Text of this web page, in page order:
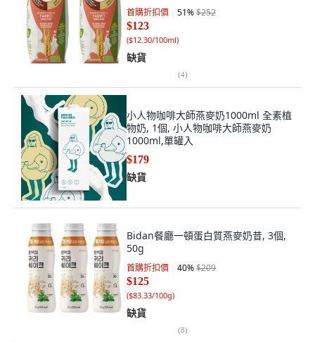
首購折扣價 51%$252
$123
($12.30/100ml)
缺貨
(4)
小人物咖啡大師燕麥奶1000ml 全素植
物奶, 1個, 小人物咖啡大師燕麥奶
1000ml,單罐入
$179
缺貨
Bidan餐廳一頓蛋白質燕麥奶昔, 3個,
50g
首購折扣價 40%$209
$125
($83.33/100g)
缺貨
(8)